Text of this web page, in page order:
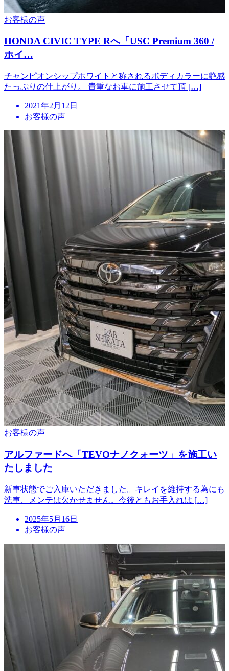
お客様の声
HONDA CIVIC TYPE Rへ「USC Premium 360 /
ホイ…
チャンピオンシップホワイトと称されるボディカラーに艶感
たっぷりの仕上がり。 貴重なお車に施工させて頂 […]
投
稿
2021年2月12日
お客様の声
お客様の声
アルファードへ「TEVOナノクォーツ」を施工い
たしました
新車状態でご入庫いただきました。キレイを維持する為にも
洗車、メンテは欠かせません。今後ともお手入れは […]
投
稿
2025年5月16日
お客様の声